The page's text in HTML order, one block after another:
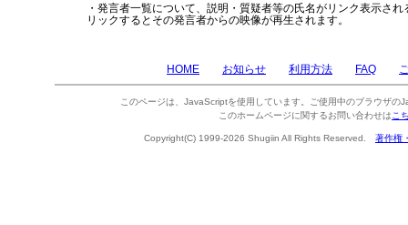
・発言者一覧について、説明・質疑者等の氏名がリンク表示さ
リックするとその発言者からの映像が再生されます。
HOME お知らせ 利用方法 FAQ
このページは、JavaScriptを使用しています。ご使用中のブラウザの
このホームページに関するお問い合わせは こ
Copyright(C) 1999-2026 Shugiin All Rights Reserved. 著作権